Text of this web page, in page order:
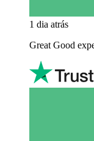
1 dia atrás
Great Good